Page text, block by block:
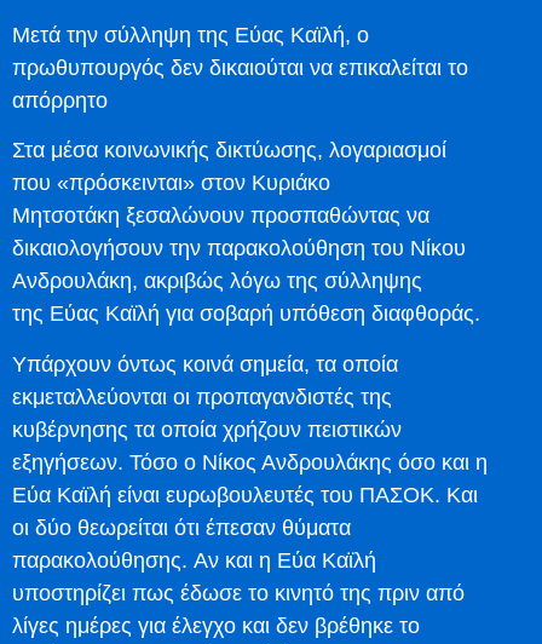
Μετά την σύλληψη της Εύας Καϊλή, ο
πρωθυπουργός δεν δικαιούται να επικαλείται το
απόρρητο
Στα μέσα κοινωνικής δικτύωσης, λογαριασμοί
που «πρόσκεινται» στον Κυριάκο
Μητσοτάκη ξεσαλώνουν προσπαθώντας να
δικαιολογήσουν την παρακολούθηση του Νίκου
Ανδρουλάκη, ακριβώς λόγω της σύλληψης
της Εύας Καϊλή για σοβαρή υπόθεση διαφθοράς.
Υπάρχουν όντως κοινά σημεία, τα οποία
εκμεταλλεύονται οι προπαγανδιστές της
κυβέρνησης τα οποία χρήζουν πειστικών
εξηγήσεων. Τόσο ο Νίκος Ανδρουλάκης όσο και η
Εύα Καϊλή είναι ευρωβουλευτές του ΠΑΣΟΚ. Και
οι δύο θεωρείται ότι έπεσαν θύματα
παρακολούθησης. Αν και η Εύα Καϊλή
υποστηρίζει πως έδωσε το κινητό της πριν από
λίγες ημέρες για έλεγχο και δεν βρέθηκε το